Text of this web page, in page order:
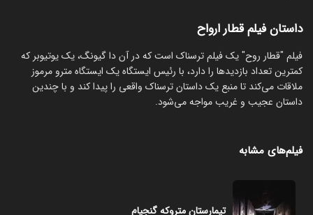
داستان فیلم قطار ارواح
فیلم "قطار روح" یک فیلم ترسناک است که در آن دا گیونگ، یک یوتیوبر که
کمترین تعداد بازدیدها را دارد، با رئیس ایستگاه یک ایستگاه مترو مرموز
ملاقات می‌کند تا منبع یک داستان ترسناک واقعی را پیدا کند و با چندین
داستان عجیب و غریب مواجه می‌شود.
فیلم‌های مشابه
تیمارستان متروکه گنجیام